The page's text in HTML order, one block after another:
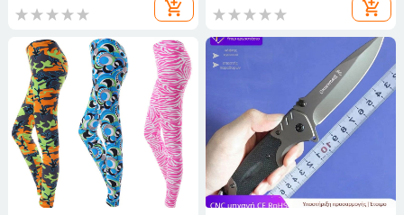
add_shopping_cart
πρώτης κατηγορίας
add_shopping_cart